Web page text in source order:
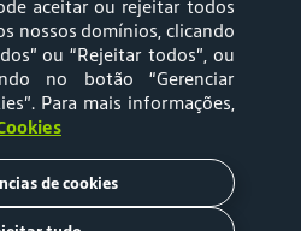
Privacidade
Termos e Condições
de Uso
aceitar ou rejeitar todos
nossos domínios, clicando
ou “Rejeitar todos”, ou
no botão “Gerenciar
. Para mais informações,
de cookies